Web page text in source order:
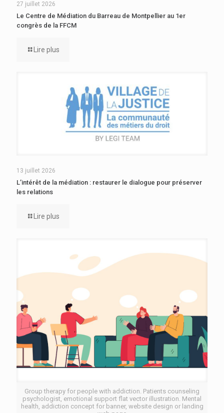
27 juillet 2026
Le Centre de Médiation du Barreau de Montpellier au 1er
congrès de la FFCM
Lire plus
13 juillet 2026
L’intérêt de la médiation : restaurer le dialogue pour préserver
les relations
Lire plus
Group therapy for people with addiction. Patients counseling
psychologist, emotional support flat vector illustration. Mental
health, addiction concept for banner, website design or landing